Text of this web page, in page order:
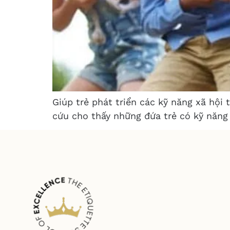
Giúp trẻ phát triển các kỹ năng xã
cứu cho thấy những đứa trẻ có kỹ